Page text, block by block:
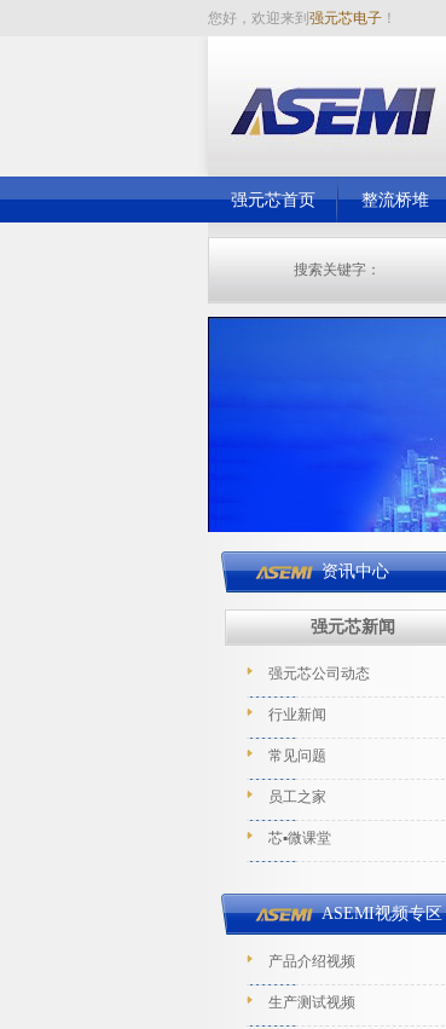
您好，欢迎来到 强元芯电子 ！
强元芯首页 整流桥堆
搜索关键字：
资讯中心
强元芯新闻
强元芯公司动态
行业新闻
常见问题
员工之家
芯▪微课堂
ASEMI视频专区
产品介绍视频
生产测试视频